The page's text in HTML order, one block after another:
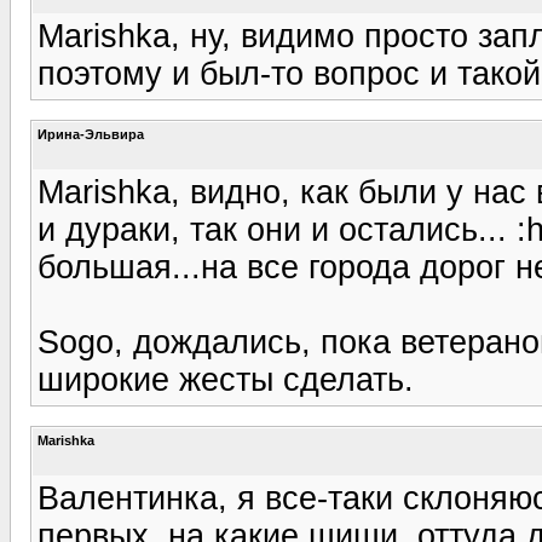
Marishka, ну, видимо просто
поэтому и был-то вопрос и
Ирина-Эльвира
Marishka, видно, как были у
и дураки, так они и остались...
большая...на все города дорог
Sogo, дождались, пока
широкие жесты сделать.
Marishka
Валентинка, я все-таки